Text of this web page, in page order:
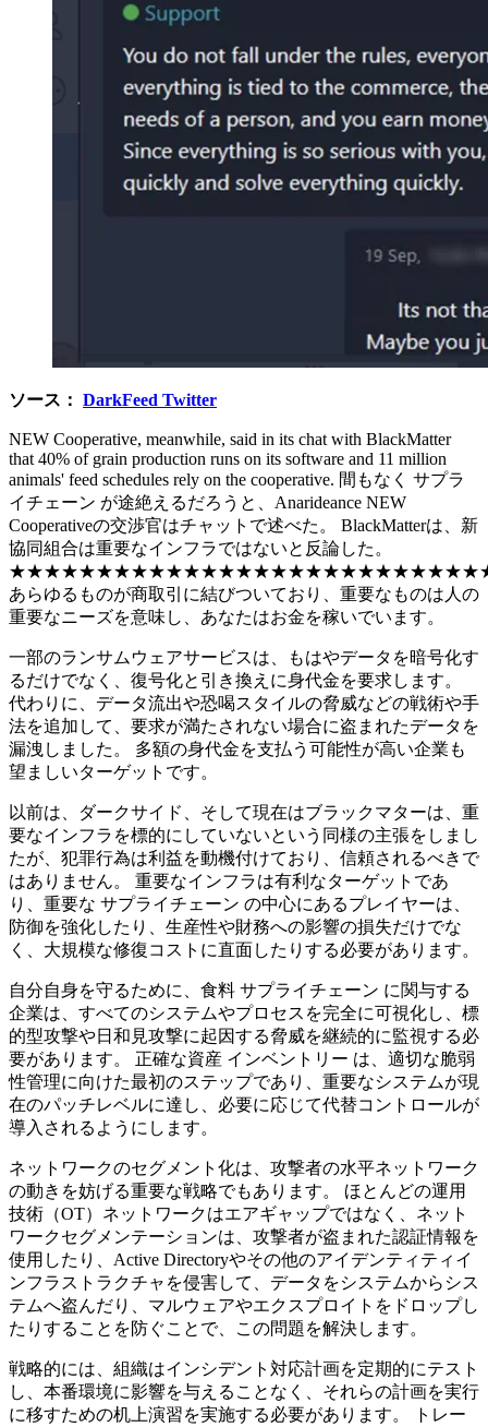
ソース： DarkFeed Twitter
NEW Cooperative, meanwhile, said in its chat with BlackMatter
that 40% of grain production runs on its software and 11 million
animals' feed schedules rely on the cooperative. 間もなく サプラ
イチェーン が途絶えるだろうと、Anarideance NEW
Cooperativeの交渉官はチャットで述べた。 BlackMatterは、新
協同組合は重要なインフラではないと反論した。
あらゆるものが商取引に結びついており、重要なものは人の
重要なニーズを意味し、あなたはお金を稼いでいます。
一部のランサムウェアサービスは、もはやデータを暗号化す
るだけでなく、復号化と引き換えに身代金を要求します。
代わりに、データ流出や恐喝スタイルの脅威などの戦術や手
法を追加して、要求が満たされない場合に盗まれたデータを
漏洩しました。 多額の身代金を支払う可能性が高い企業も
望ましいターゲットです。
以前は、ダークサイド、そして現在はブラックマターは、重
要なインフラを標的にしていないという同様の主張をしまし
たが、犯罪行為は利益を動機付けており、信頼されるべきで
はありません。 重要なインフラは有利なターゲットであ
り、重要な サプライチェーン の中心にあるプレイヤーは、
防御を強化したり、生産性や財務への影響の損失だけでな
く、大規模な修復コストに直面したりする必要があります。
自分自身を守るために、食料 サプライチェーン に関与する
企業は、すべてのシステムやプロセスを完全に可視化し、標
的型攻撃や日和見攻撃に起因する脅威を継続的に監視する必
要があります。 正確な資産 インベントリー は、適切な脆弱
性管理に向けた最初のステップであり、重要なシステムが現
在のパッチレベルに達し、必要に応じて代替コントロールが
導入されるようにします。
ネットワークのセグメント化は、攻撃者の水平ネットワーク
の動きを妨げる重要な戦略でもあります。 ほとんどの運用
技術（OT）ネットワークはエアギャップではなく、ネット
ワークセグメンテーションは、攻撃者が盗まれた認証情報を
使用したり、Active Directoryやその他のアイデンティティイ
ンフラストラクチャを侵害して、データをシステムからシス
テムへ盗んだり、マルウェアやエクスプロイトをドロップし
たりすることを防ぐことで、この問題を解決します。
戦略的には、組織はインシデント対応計画を定期的にテスト
し、本番環境に影響を与えることなく、それらの計画を実行
に移すための机上演習を実施する必要があります。 トレー